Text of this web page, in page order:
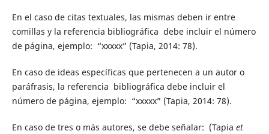
En el caso de citas textuales, las mismas deben ir entre
comillas y la referencia bibliográfica debe incluir el número
de página, ejemplo: “xxxxx” (Tapia, 2014: 78).
En caso de ideas específicas que pertenecen a un autor o
paráfrasis, la referencia bibliográfica debe incluir el
número de página, ejemplo: “xxxxx” (Tapia, 2014: 78).
En caso de tres o más autores, se debe señalar: (Tapia et